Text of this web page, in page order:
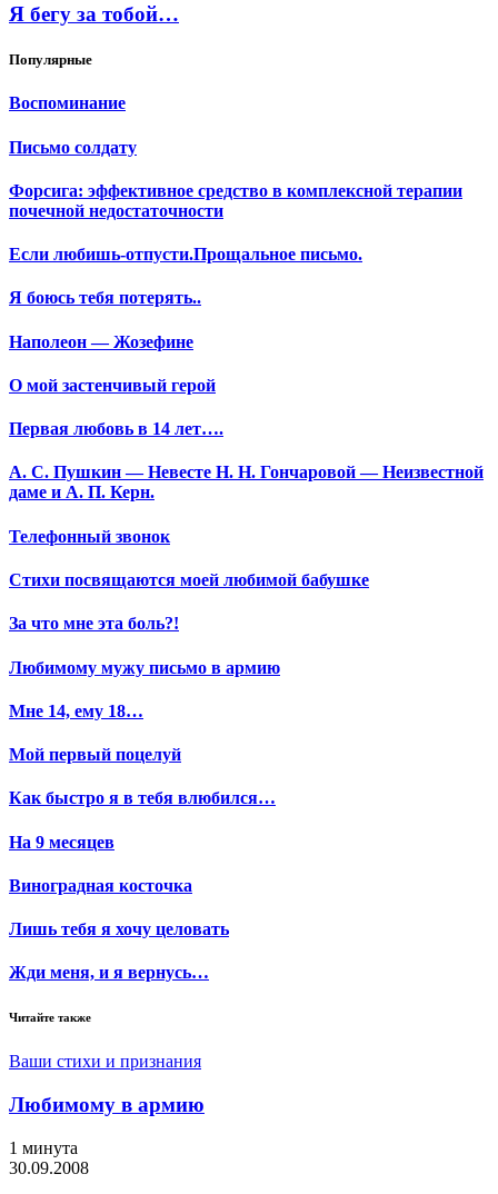
Я бегу за тобой…
Популярные
Воспоминание
Письмо солдату
Форсига: эффективное средство в комплексной терапии
почечной недостаточности
Если любишь-отпусти.Прощальное письмо.
Я боюсь тебя потерять..
Наполеон — Жозефине
О мой застенчивый герой
Первая любовь в 14 лет….
А. С. Пушкин — Невесте Н. Н. Гончаровой — Неизвестной
даме и А. П. Керн.
Телефонный звонок
Стихи посвящаются моей любимой бабушке
За что мне эта боль?!
Любимому мужу письмо в армию
Мне 14, ему 18…
Мой первый поцелуй
Как быстро я в тебя влюбился…
На 9 месяцев
Виноградная косточка
Лишь тебя я хочу целовать
Жди меня, и я вернусь…
Читайте также
Ваши стихи и признания
Любимому в армию
1 минута
30.09.2008